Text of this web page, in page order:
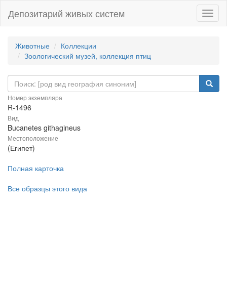
Депозитарий живых систем
Животные
Коллекции
Зоологический музей, коллекция птиц
Номер экземпляра
R-1496
Вид
Bucanetes githagineus
Местоположение
(Египет)
Полная карточка
Все образцы этого вида